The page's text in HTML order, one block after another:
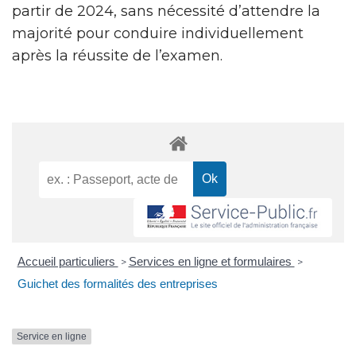
partir de 2024, sans nécessité d’attendre la
majorité pour conduire individuellement
après la réussite de l’examen.
Accueil particuliers > Services en ligne et formulaires >
Guichet des formalités des entreprises
Service en ligne